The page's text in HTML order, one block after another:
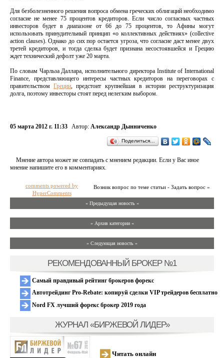
Для безболезненного решения вопроса обмена греческих облигаций необходимо
согласие не менее 75 процентов кредиторов. Если число согласных частных
инвесторов будет в диапазоне от 66 до 75 процентов, то Афины могут
использовать принудительный принцип «о коллективных действиях» (collective
action clauses). Однако до сих пор остается угроза, что согласие даст менее двух
третей кредиторов, и тогда сделка будет признана несостоявшейся и Грецию
ждет технический дефолт уже 20 марта.
По словам Чарльза Даллара, исполнительного директора Institute of International
Finance, представляющего интересы частных кредиторов на переговорах с
правительствомГреции, предстоит крупнейшая в истории реструктуризация
долга, поэтому инвесторы стоят перед нелегким выбором.
05 марта 2012 г. 11:33 Автор: Александр Дынниченко
Поделиться…
Мнение автора может не совпадать с мнением редакции. Если у Вас иное
мнение напишите его в комментариях.
Возник вопрос по теме статьи - Задать вопрос »
comments powered by
HyperComments
« Предыдущая новость «
» Архив категории «
» Следующая новость »
РЕКОМЕНДОВАННЫЙ БРОКЕР №1
Самый правдивый рейтинг брокеров форекс
Автотрейдинг Pro-Rebate: копируй сделки VIP трейдеров бесплатно
Nord FX лучший форекс брокер 2019 года
ЖУРНАЛ «БИРЖЕВОЙ ЛИДЕР»
Читать онлайн